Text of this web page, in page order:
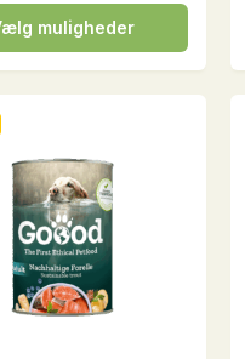
muligheder